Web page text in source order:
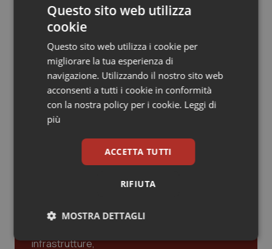
Veneto
Oncoematologia
Oncologia & Nutrizione
Psoriasi & pelle
Quotidiano Cardiologia
Quotidiano Chirurgia
Quotidiano Oncologia
Pnrr Salute. Missione 6 verso il
traguardo, in chiusura la
rendicontazione degli obiettivi per la
X e ultima rata
Caldo. Ministero: oltre 1.700 chiamate
al numero 1500 dal 22 giugno.
Proseguono monitoraggi e campagna
informativa
Ultime analisi e review da QS Pro
Cloud sanitario: infrastrutture,
compliance, GDPR e Risk management
Questo sito web utilizza
cookie
Questo sito web utilizza i cookie per
migliorare la tua esperienza di
navigazione. Utilizzando il nostro sito web
acconsenti a tutti i cookie in conformità
con la nostra policy per i cookie. Leggi di
più
ACCETTA TUTTI
RIFIUTA
MOSTRA DETTAGLI
Necessari Statistici Marketing